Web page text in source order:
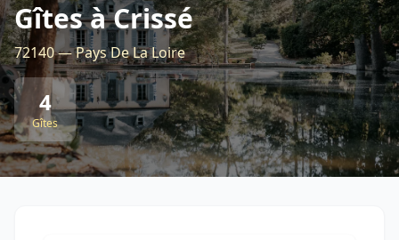
Gîtes à Crissé
72140 — Pays De La Loire
4
Gîtes